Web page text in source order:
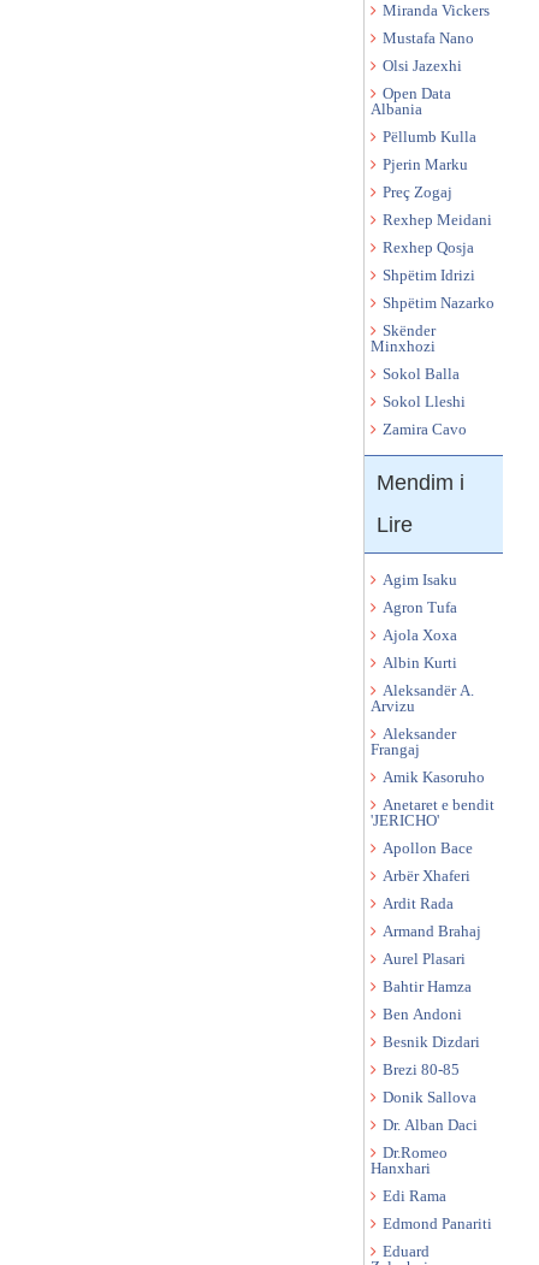
Miranda Vickers
Mustafa Nano
Olsi Jazexhi
Open Data
Albania
Pëllumb Kulla
Pjerin Marku
Preç Zogaj
Rexhep Meidani
Rexhep Qosja
Shpëtim Idrizi
Shpëtim Nazarko
Skënder
Minxhozi
Sokol Balla
Sokol Lleshi
Zamira Cavo
Mendim i
Lire
Agim Isaku
Agron Tufa
Ajola Xoxa
Albin Kurti
Aleksandër A.
Arvizu
Aleksander
Frangaj
Amik Kasoruho
Anetaret e bendit
'JERICHO'
Apollon Bace
Arbër Xhaferi
Ardit Rada
Armand Brahaj
Aurel Plasari
Bahtir Hamza
Ben Andoni
Besnik Dizdari
Brezi 80-85
Donik Sallova
Dr. Alban Daci
Dr.Romeo
Hanxhari
Edi Rama
Edmond Panariti
Eduard